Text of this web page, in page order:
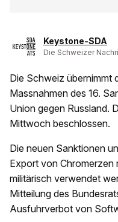
Keystone-SDA
Die Schweizer
Die Schweiz übernimmt
Massnahmen des 16.
Union gegen Russland.
Mittwoch beschlossen.
Die neuen Sanktionen
Export von Chromerzen
militärisch verwendet
Mitteilung des
Ausfuhrverbot von